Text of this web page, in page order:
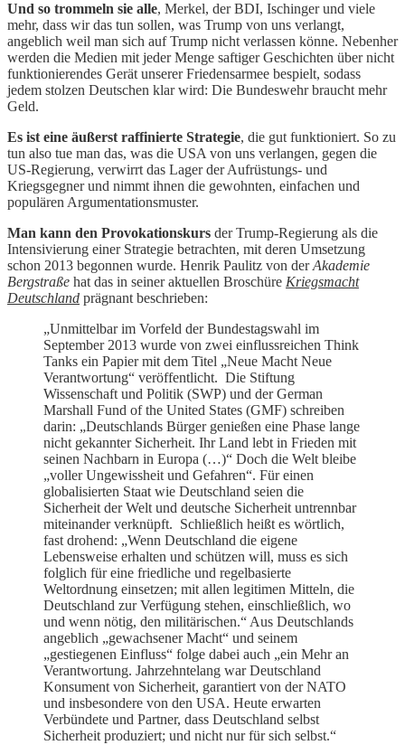
Und so trommeln sie alle, Merkel, der BDI, Ischinger und viele
mehr, dass wir das tun sollen, was Trump von uns verlangt,
angeblich weil man sich auf Trump nicht verlassen könne. Nebenher
werden die Medien mit jeder Menge saftiger Geschichten über nicht
funktionierendes Gerät unserer Friedensarmee bespielt, sodass
jedem stolzen Deutschen klar wird: Die Bundeswehr braucht mehr
Geld.
Es ist eine äußerst raffinierte Strategie, die gut funktioniert. So zu
tun also tue man das, was die USA von uns verlangen, gegen die
US-Regierung, verwirrt das Lager der Aufrüstungs- und
Kriegsgegner und nimmt ihnen die gewohnten, einfachen und
populären Argumentationsmuster.
Man kann den Provokationskurs der Trump-Regierung als die
Intensivierung einer Strategie betrachten, mit deren Umsetzung
schon 2013 begonnen wurde. Henrik Paulitz von derAkademie
Bergstraße hat das in seiner aktuellen Broschüre Kriegsmacht
Deutschland prägnant beschrieben:
„Unmittelbar im Vorfeld der Bundestagswahl im
September 2013 wurde von zwei einflussreichen Think
Tanks ein Papier mit dem Titel „Neue Macht Neue
Verantwortung“ veröffentlicht. Die Stiftung
Wissenschaft und Politik (SWP) und der German
Marshall Fund of the United States (GMF) schreiben
darin: „Deutschlands Bürger genießen eine Phase lange
nicht gekannter Sicherheit. Ihr Land lebt in Frieden mit
seinen Nachbarn in Europa (…)“ Doch die Welt bleibe
„voller Ungewissheit und Gefahren“. Für einen
globalisierten Staat wie Deutschland seien die
Sicherheit der Welt und deutsche Sicherheit untrennbar
miteinander verknüpft. Schließlich heißt es wörtlich,
fast drohend: „Wenn Deutschland die eigene
Lebensweise erhalten und schützen will, muss es sich
folglich für eine friedliche und regelbasierte
Weltordnung einsetzen; mit allen legitimen Mitteln, die
Deutschland zur Verfügung stehen, einschließlich, wo
und wenn nötig, den militärischen.“ Aus Deutschlands
angeblich „gewachsener Macht“ und seinem
„gestiegenen Einfluss“ folge dabei auch „ein Mehr an
Verantwortung. Jahrzehntelang war Deutschland
Konsument von Sicherheit, garantiert von der NATO
und insbesondere von den USA. Heute erwarten
Verbündete und Partner, dass Deutschland selbst
Sicherheit produziert; und nicht nur für sich selbst.“